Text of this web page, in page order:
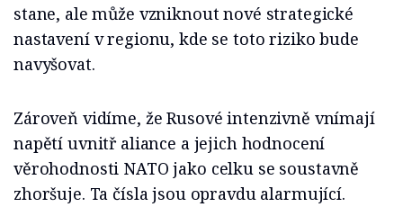
stane, ale může vzniknout nové strategické
nastavení v regionu, kde se toto riziko bude
navyšovat.
Zároveň vidíme, že Rusové intenzivně vnímají
napětí uvnitř aliance a jejich hodnocení
věrohodnosti NATO jako celku se soustavně
zhoršuje. Ta čísla jsou opravdu alarmující.